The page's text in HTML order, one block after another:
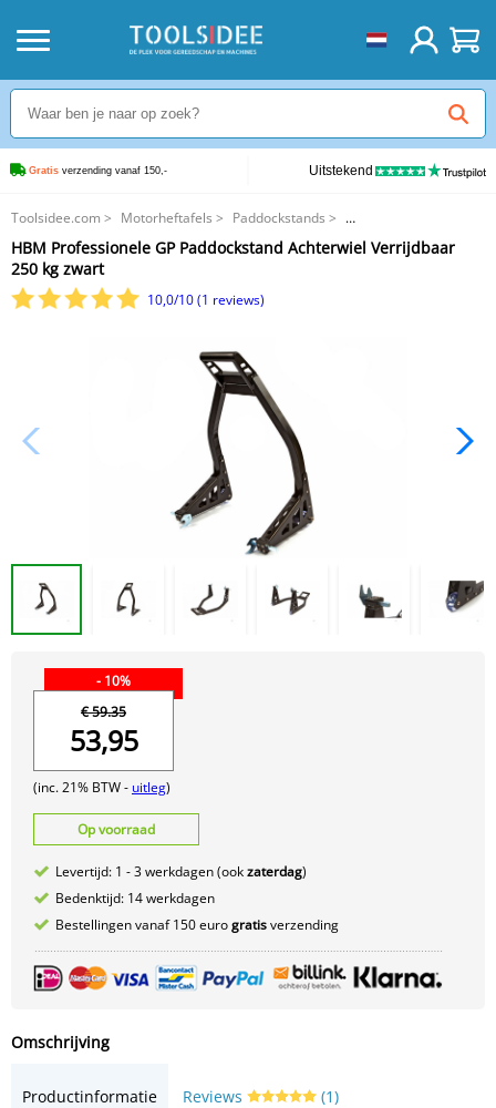
Gratis verzending vanaf 150,- Uitstekend
Toolsidee.com > Motorheftafels > Paddockstands >
HBM Professionele GP Paddockstand Achterwiel Verrijdbaar 250 kg zwart
HBM Professionele GP Paddockstand Achterwiel Verrijdbaar
250 kg zwart
10,0/10 (1 reviews)
- 10%
€ 59.35
53,95
(inc. 21% BTW - uitleg)
Op voorraad
Levertijd: 1 - 3 werkdagen (ookzaterdag)
Bedenktijd: 14 werkdagen
Bestellingen vanaf 150 eurogratisverzending
Omschrijving
Productinformatie Reviews (1)